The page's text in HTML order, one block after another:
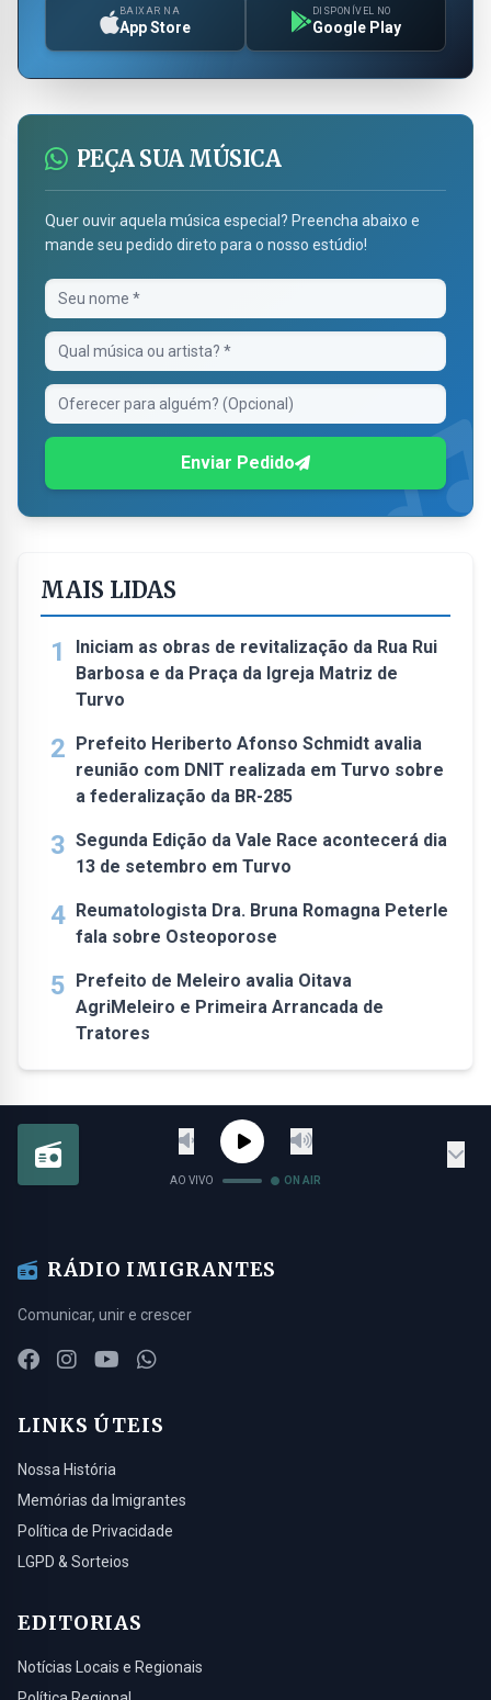
BAIXAR NA
App Store
DISPONÍVEL NO
Google Play
PEÇA SUA MÚSICA
Quer ouvir aquela música especial? Preencha abaixo e
mande seu pedido direto para o nosso estúdio!
Enviar Pedido
MAIS LIDAS
1
Iniciam as obras de revitalização da Rua Rui
Barbosa e da Praça da Igreja Matriz de
Turvo
2 Prefeito Heriberto Afonso Schmidt avalia
reunião com DNIT realizada em Turvo sobre
a federalização da BR-285
3 Segunda Edição da Vale Race acontecerá dia
13 de setembro em Turvo
4 Reumatologista Dra. Bruna Romagna Peterle
fala sobre Osteoporose
5 Prefeito de Meleiro avalia Oitava
AgriMeleiro e Primeira Arrancada de
Tratores
AO VIVO ON AIR
RÁDIO IMIGRANTES
Comunicar, unir e crescer
LINKS ÚTEIS
Nossa História
Memórias da Imigrantes
Política de Privacidade
LGPD & Sorteios
EDITORIAS
Notícias Locais e Regionais